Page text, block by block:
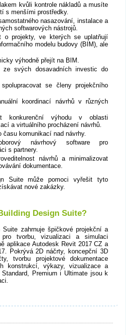
kvůli kontrole nákladů a musíte
s menšími prostředky.
nasazování, instalace a
softwarových nástrojů.
o projekty, ve kterých se uplatňují
modelu budovy (BIM), ale
výhodně přejít na BIM.
svých dosavadních investic do
se členy projekčního
koordinací návrhů v různých
konkurenční výhodu v oblasti
a virtuálního procházení návrhů.
času komunikací nad návrhy.
návrhový software pro
s partnery.
návrhů a minimalizovat
dokumentace.
Suite může pomoci vyřešit tyto
nové zakázky.
Design Suite?
Suite zahrnuje špičkové projekční a
pro tvorbu, vizualizaci a simulaci
aplikace Autodesk Revit 2017 CZ a
Pokrývá 2D náčrty, koncepční 3D
tvorbu projektové dokumentace
konstrukcí, výkazy, vizualizace a
Premium i Ultimate jsou k